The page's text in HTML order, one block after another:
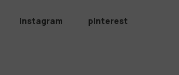
instagram pinterest